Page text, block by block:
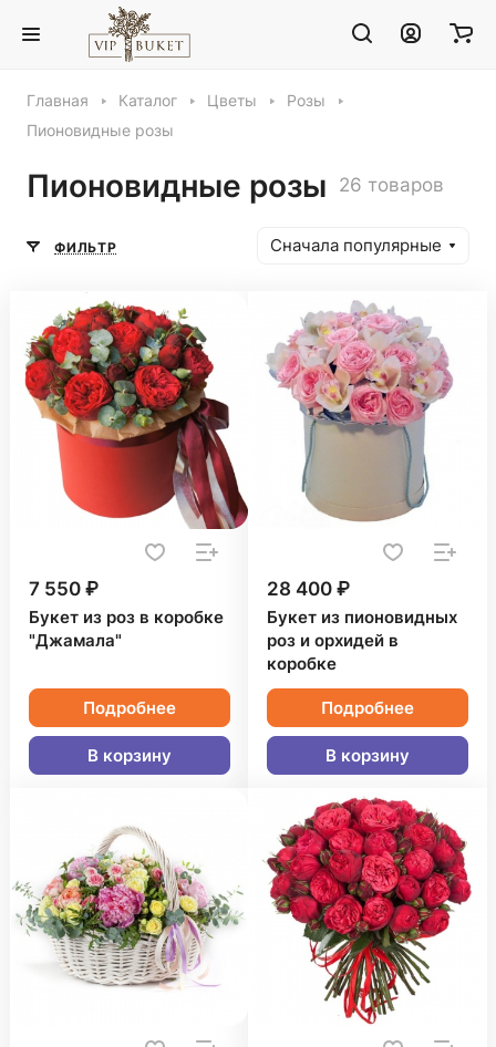
Главная Каталог Цветы
Розы
Пионовидные розы
Пионовидные розы 26 товаров
ФИЛЬТР Сначала популярные
7 550 ₽
Букет из роз в коробке
"Джамала"
Подробнее
В корзину
28 400 ₽
Букет из пионовидных
роз и орхидей в
коробке
Подробнее
В корзину